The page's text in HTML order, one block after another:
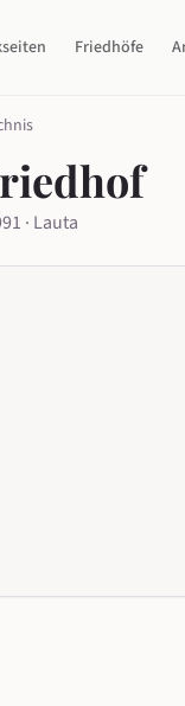
Friedhöfe
· Lauta